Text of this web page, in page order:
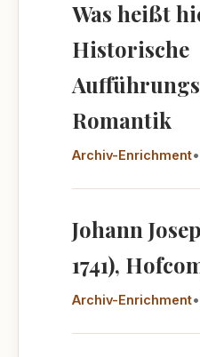
Was heißt
Historische
Romantik
Archiv-Enrichment•
Johann
1741),
Archiv-Enrichment•